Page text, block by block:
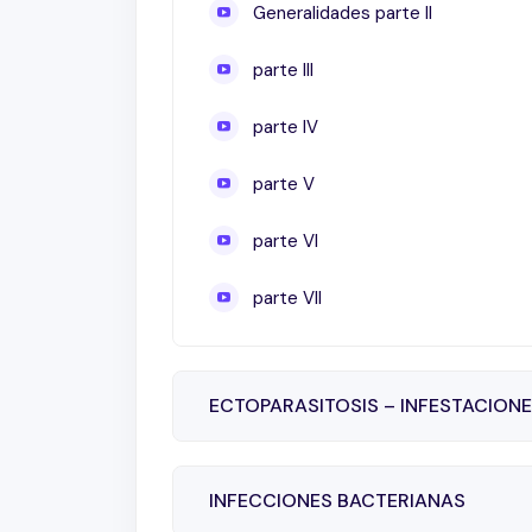
Generalidades parte II
parte III
parte IV
parte V
parte VI
parte VII
ECTOPARASITOSIS –
INFECCIONES BACTERIANAS